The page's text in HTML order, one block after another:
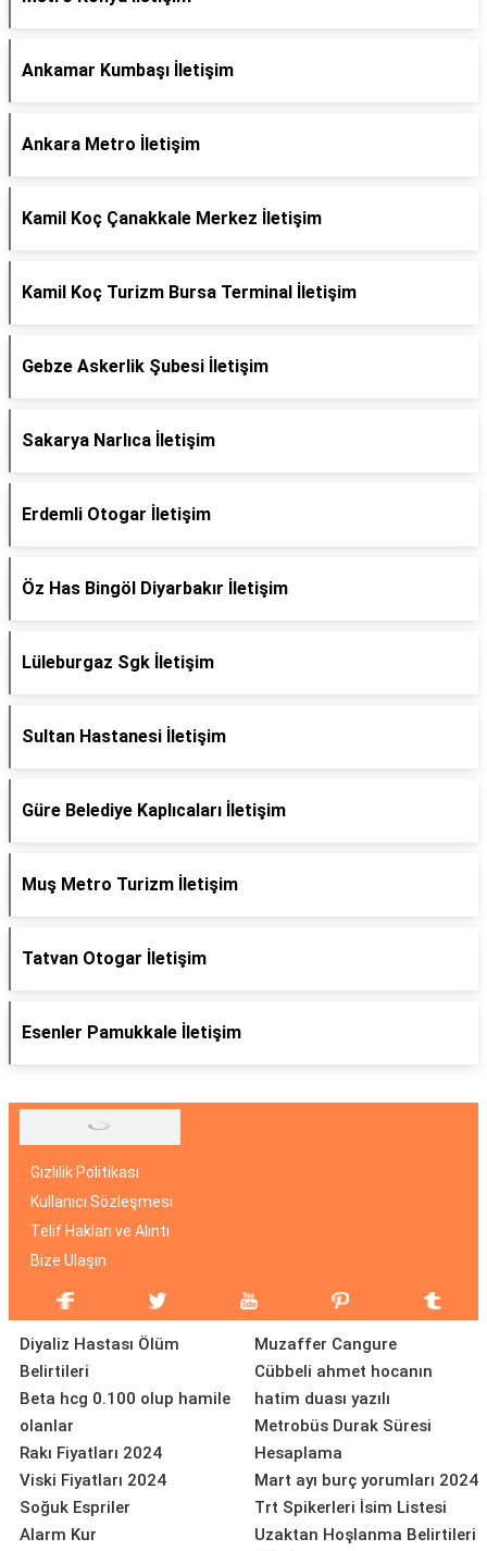
Ankamar Kumbaşı İletişim
Ankara Metro İletişim
Kamil Koç Çanakkale Merkez İletişim
Kamil Koç Turizm Bursa Terminal İletişim
Gebze Askerlik Şubesi İletişim
Sakarya Narlıca İletişim
Erdemli Otogar İletişim
Öz Has Bingöl Diyarbakır İletişim
Lüleburgaz Sgk İletişim
Sultan Hastanesi İletişim
Güre Belediye Kaplıcaları İletişim
Muş Metro Turizm İletişim
Tatvan Otogar İletişim
Esenler Pamukkale İletişim
Gizlilik Politikası
Kullanıcı Sözleşmesi
Telif Hakları ve Alıntı
Bize Ulaşın
Diyaliz Hastası Ölüm
Belirtileri
Beta hcg 0.100 olup hamile
olanlar
Rakı Fiyatları 2024
Viski Fiyatları 2024
Soğuk Espriler
Alarm Kur
Muzaffer Cangure
Cübbeli ahmet hocanın
hatim duası yazılı
Metrobüs Durak Süresi
Hesaplama
Mart ayı burç yorumları 2024
Trt Spikerleri İsim Listesi
Uzaktan Hoşlanma Belirtileri